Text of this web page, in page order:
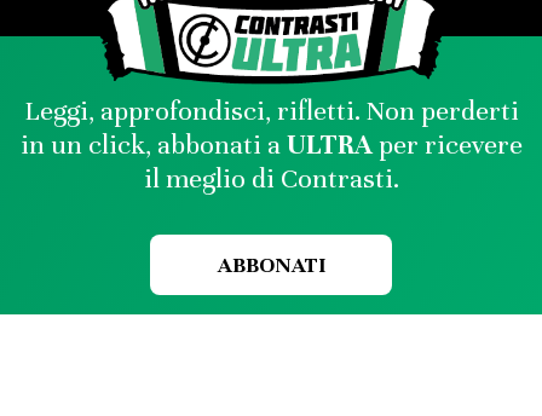
Leggi, approfondisci, rifletti. Non perderti
in un click, abbonati aULTRAper ricevere
il meglio di Contrasti.
ABBONATI